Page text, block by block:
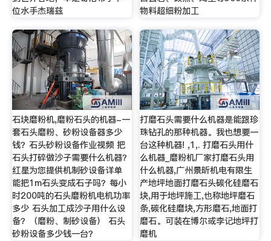
位水手杰瑞兹
物料超细粉加工
石块磨粉机,磨粉石头的机器-一
套石头磨粉、砂粉设备器多少
钱？石头砂粉设备作业视频 把
石头打碎做沙子需要什么机器？
红星为您提供机制砂设备详单
能把1m石头变成石子吗？每小
时200吨的石头磨粉机电机功率
多少 石头加工成沙子用什么设
备？（磨粉、制砂设备） 石头
砂粉设备多少钱一台？
打磨石头需要什么机器是能跟珍
珠钻孔的那种机器。我也想要一
台这种机器! ,1,. 打磨石头用什
么机器_磨粉机厂家打磨石头用
什么机器,广州景昕机电有限生
产地坪地面打磨石头碳化硅磨石
块,用于地坪施工,也称地坪磨石
条,碳化硅磨块,方形磨石,地面打
磨石。可装在博尔或李记地坪打
磨机